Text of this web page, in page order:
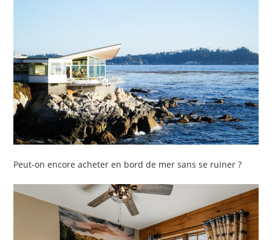
Peut-on encore acheter en bord de mer sans se ruiner ?